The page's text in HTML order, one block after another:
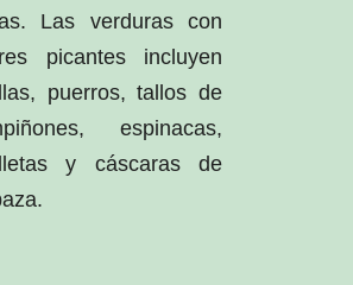
Las verduras con
picantes incluyen
puerros, tallos de
espinacas,
y cáscaras de